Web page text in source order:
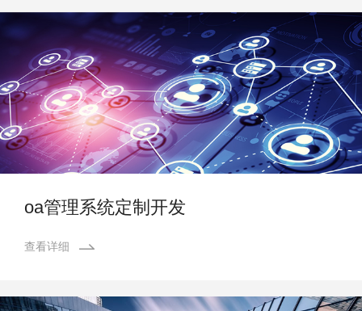
oa管理系统定制开发
查看详细